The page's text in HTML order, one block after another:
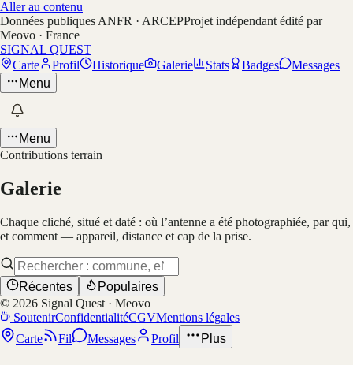
Aller au contenu
Données publiques ANFR · ARCEPProjet indépendant édité par
Meovo · France
SIGNAL QUEST
Carte
Profil Historique Galerie Stats Badges
Messages
Menu
Menu
Contributions terrain
Galerie
Chaque cliché, situé et daté : où l’antenne a été photographiée, par qui,
et comment — appareil, distance et cap de la prise.
Récentes
Populaires
© 2026 Signal Quest · Meovo
SoutenirConfidentialitéCGVMentions légales
Carte
Fil Messages Profil Plus